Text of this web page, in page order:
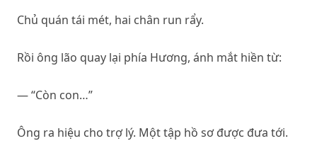
Chủ quán tái mét, hai chân run rẩy.
Rồi ông lão quay lại phía Hương, ánh mắt hiền từ:
— “Còn con…”
Ông ra hiệu cho trợ lý. Một tập hồ sơ được đưa tới.